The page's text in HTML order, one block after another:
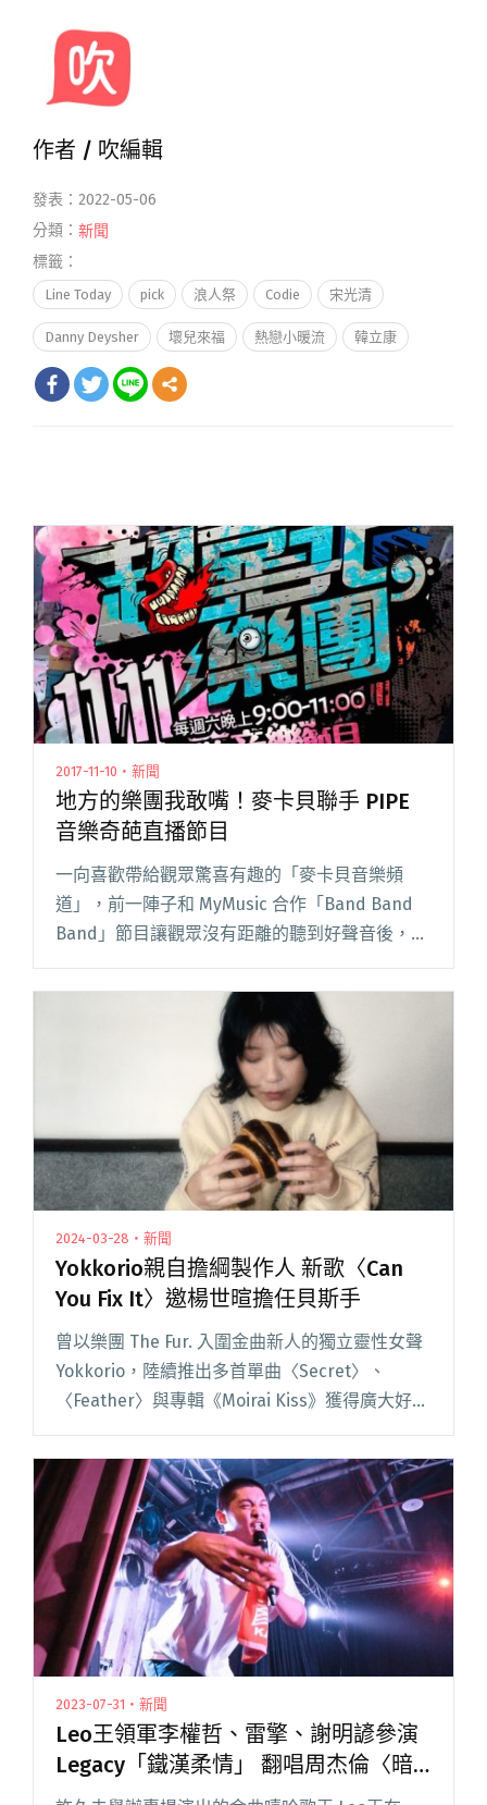
作者 / 吹編輯
發表：2022-05-06
分類： 新聞
標籤：
Line Today pick 浪人祭 Codie 宋光清
Danny Deysher 壞兒來福 熱戀小暖流 韓立康
2017-11-10・新聞
地方的樂團我敢嘴！麥卡貝聯手 PIPE
音樂奇葩直播節目
一向喜歡帶給觀眾驚喜有趣的「麥卡貝音樂頻
道」，前一陣子和 MyMusic 合作「Band Band
Band」節目讓觀眾沒有距離的聽到好聲音後，隨
即在網路上造成一股話題，這次在音樂節目內容
上有了更大的突破！ 這次協同「PIPE音樂」之前
精心閱讀全文 "地方的樂團我敢嘴！麥卡貝聯手
PIPE 音樂奇葩直播節目"
2024-03-28・新聞
Yokkorio親自擔綱製作人 新歌〈Can
You Fix It〉邀楊世暄擔任貝斯手
曾以樂團 The Fur. 入圍金曲新人的獨立靈性女聲
Yokkorio，陸續推出多首單曲〈Secret〉、
〈Feather〉與專輯《Moirai Kiss》獲得廣大好
評。去年甫結束全台的發片巡迴演出，創作能量
源源不絕的她，於昨（3/27）閱讀全文 "Yokkorio
親自擔綱製作人 新歌〈Can You Fix It〉邀楊世暄
擔任貝斯手"
2023-07-31・新聞
Leo王領軍李權哲、雷擎、謝明諺參演
Legacy「鐵漢柔情」 翻唱周杰倫〈暗
號〉掀高潮